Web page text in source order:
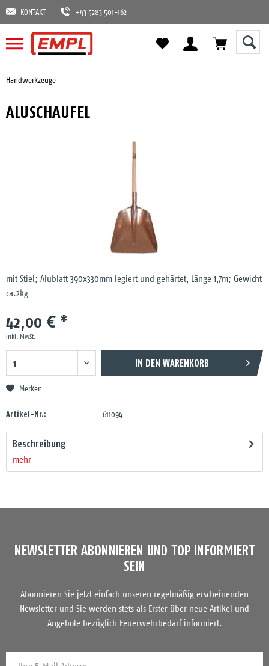
KONTAKT +43 5283 501-162
Handwerkzeuge
ALUSCHAUFEL
mit Stiel; Alublatt 390x330mm legiert und gehärtet, Länge 1,7m; Gewicht
ca.2kg
42,00 € *
inkl. MwSt.
IN DEN WARENKORB
Merken
Artikel-Nr.: 611094
Beschreibung
mehr
NEWSLETTER ABONNIEREN UND TOP INFORMIERT
SEIN
Abonnieren Sie jetzt einfach unseren regelmäßig erscheinenden
Newsletter und Sie werden stets als Erster über neue Artikel und
Angebote bezüglich Feuerwehrbedarf informiert.